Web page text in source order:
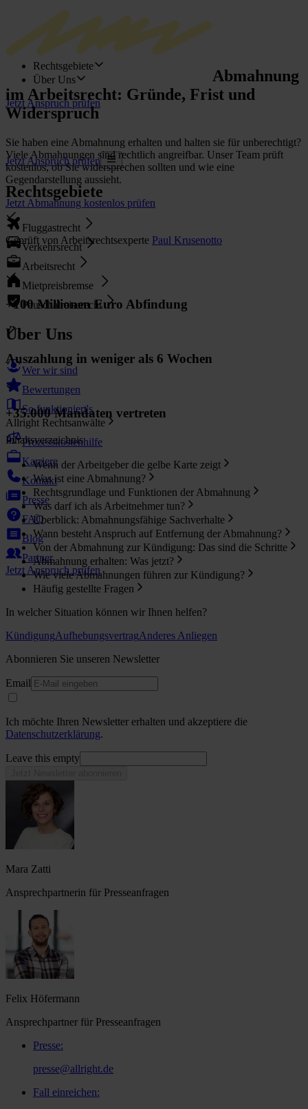
Rechtsgebiete
Über Uns
Jetzt Anspruch prüfen
Jetzt Anspruch prüfen
Rechtsgebiete
Fluggastrecht
Verkehrsrecht
Arbeitsrecht
Mietpreisbremse
Pauschalreiserecht
Über Uns
Wer wir sind
Bewertungen
So funktioniert's
Allright Rechtsanwälte
Prozesskostenhilfe
Karriere
Kontakt
Presse
FAQ
Blog
Partner
Jetzt Anspruch prüfen
Abmahnung
im Arbeitsrecht: Gründe, Frist und
Widerspruch
Sie haben eine Abmahnung erhalten und halten sie für unberechtigt?
Viele Abmahnungen sind rechtlich angreifbar. Unser Team prüft
kostenlos, ob Sie widersprechen sollten und wie eine
Gegendarstellung aussieht.
Jetzt Abmahnung kostenlos prüfen
Geprüft von Arbeitsrechtsexperte Paul Krusenotto
+100 Millionen Euro Abfindung
Auszahlung in weniger als 6 Wochen
+35.000 Mandaten vertreten
Inhaltsverzeichnis
Wenn der Arbeitgeber die gelbe Karte zeigt
Was ist eine Abmahnung?
Rechtsgrundlage und Funktionen der Abmahnung
Was darf ich als Arbeitnehmer tun?
Überblick: Abmahnungsfähige Sachverhalte
Wann besteht Anspruch auf Entfernung der Abmahnung?
Von der Abmahnung zur Kündigung: Das sind die Schritte
Abmahnung erhalten: Was jetzt?
Wie viele Abmahnungen führen zur Kündigung?
Häufig gestellte Fragen
In welcher Situation können wir Ihnen helfen?
KündigungAufhebungsvertragAnderes Anliegen
Abonnieren Sie unseren Newsletter
Email
Ich möchte Ihren Newsletter erhalten und akzeptiere die
Datenschutzerklärung.
Leave this empty
Mara Zatti
Ansprechpartnerin für Presseanfragen
Felix Höfermann
Ansprechpartner für Presseanfragen
Presse:
presse@allright.de
Fall einreichen: